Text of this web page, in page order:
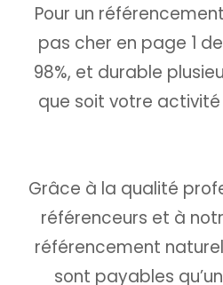
Pour un
pas cher en page 1
98%, et durable
que soit votre
Grâce à la qualité
référenceurs et à
référencement
sont payables